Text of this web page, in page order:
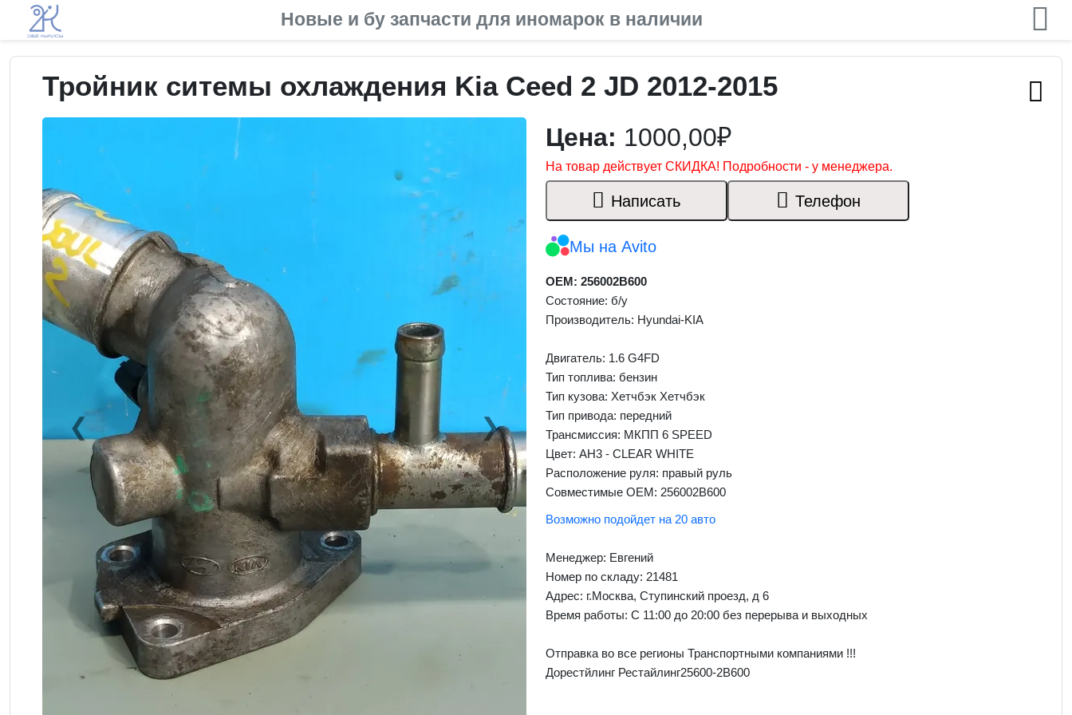
Новые и бу запчасти для иномарок в наличии
Тройник ситемы охлаждения Kia Ceed 2 JD 2012-2015
❮Previous ❯Next
Цена: 1000,00₽
На товар действует СКИДКА! Подробности - у менеджера.
Написать Телефон
Мы на Avito
OEM: 256002B600
Состояние: б/у
Производитель: Hyundai-KIA
Двигатель: 1.6 G4FD
Тип топлива: бензин
Тип кузова: Хетчбэк Хетчбэк
Тип привода: передний
Трансмиссия: МКПП 6 SPEED
Цвет: AH3 - CLEAR WHITE
Расположение руля: правый руль
Совместимые OEM: 256002B600
Возможно подойдет на 20 авто
Менеджер: Евгений
Номер по складу: 21481
Адрес: г.Москва, Ступинский проезд, д 6
Время работы: С 11:00 до 20:00 без перерыва и выходных
Отправка во все регионы Транспортными компаниями !!!
Дорестйлинг Рестайлинг25600-2B600